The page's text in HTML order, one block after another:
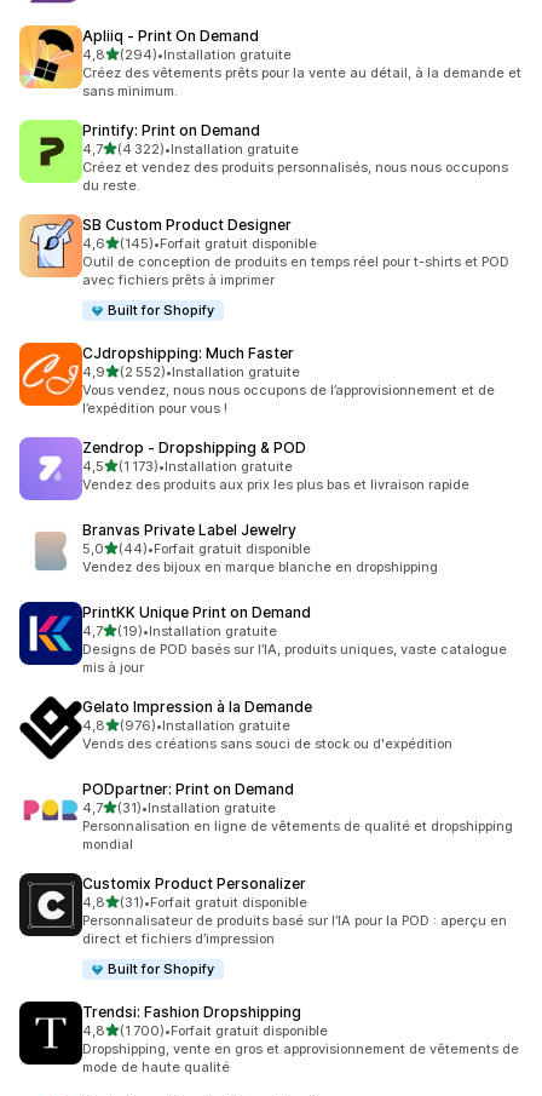
Apliiq ‑ Print On Demand
4,8étoile(s) sur 5
(294)
294 avis au total
•Installation gratuite
Créez des vêtements prêts pour la vente au détail, à la demande et
sans minimum.
Printify: Print on Demand
4,7étoile(s) sur 5
(4 322)
4322 avis au total
•Installation gratuite
Créez et vendez des produits personnalisés, nous nous occupons
du reste.
SB Custom Product Designer
4,6étoile(s) sur 5
(145)
145 avis au total
•Forfait gratuit disponible
Outil de conception de produits en temps réel pour t-shirts et POD
avec fichiers prêts à imprimer
Built for Shopify
CJdropshipping: Much Faster
4,9étoile(s) sur 5
(2 552)
2552 avis au total
•Installation gratuite
Vous vendez, nous nous occupons de l’approvisionnement et de
l’expédition pour vous !
Zendrop ‑ Dropshipping & POD
4,5étoile(s) sur 5
(1 173)
1173 avis au total
•Installation gratuite
Vendez des produits aux prix les plus bas et livraison rapide
Branvas Private Label Jewelry
5,0étoile(s) sur 5
(44)
44 avis au total
•Forfait gratuit disponible
Vendez des bijoux en marque blanche en dropshipping
PrintKK Unique Print on Demand
4,7étoile(s) sur 5
(19)
19 avis au total
•Installation gratuite
Designs de POD basés sur l’IA, produits uniques, vaste catalogue
mis à jour
Gelato Impression à la Demande
4,8étoile(s) sur 5
(976)
976 avis au total
•Installation gratuite
Vends des créations sans souci de stock ou d'expédition
PODpartner: Print on Demand
4,7étoile(s) sur 5
(31)
31 avis au total
•Installation gratuite
Personnalisation en ligne de vêtements de qualité et dropshipping
mondial
Customix Product Personalizer
4,8étoile(s) sur 5
(31)
31 avis au total
•Forfait gratuit disponible
Personnalisateur de produits basé sur l’IA pour la POD : aperçu en
direct et fichiers d’impression
Built for Shopify
Trendsi: Fashion Dropshipping
4,8étoile(s) sur 5
(1 700)
1700 avis au total
•Forfait gratuit disponible
Dropshipping, vente en gros et approvisionnement de vêtements de
mode de haute qualité